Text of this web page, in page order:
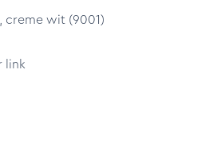
creme wit (9001)
link